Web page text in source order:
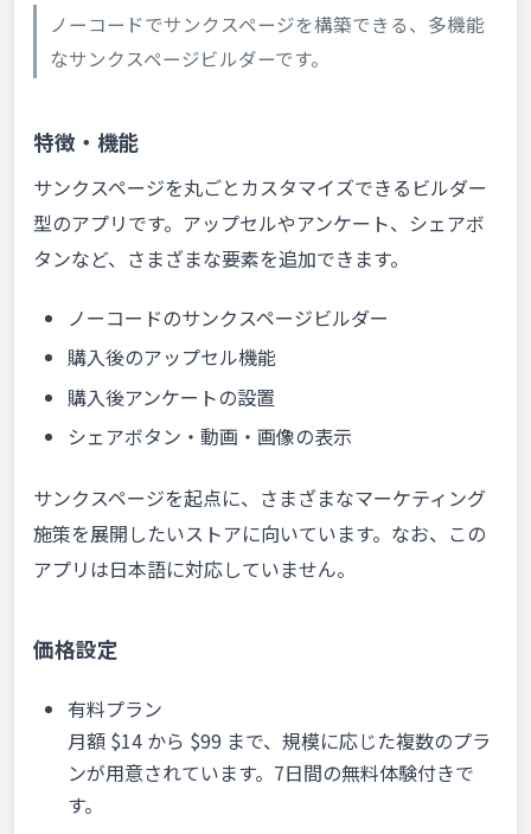
ノーコードでサンクスページを構築できる、多機能
なサンクスページビルダーです。
特徴・機能
サンクスページを丸ごとカスタマイズできるビルダー
型のアプリです。アップセルやアンケート、シェアボ
タンなど、さまざまな要素を追加できます。
ノーコードのサンクスページビルダー
購入後のアップセル機能
購入後アンケートの設置
シェアボタン・動画・画像の表示
サンクスページを起点に、さまざまなマーケティング
施策を展開したいストアに向いています。なお、この
アプリは日本語に対応していません。
価格設定
有料プラン
月額 $14 から $99 まで、規模に応じた複数のプラ
ンが用意されています。7日間の無料体験付きで
す。